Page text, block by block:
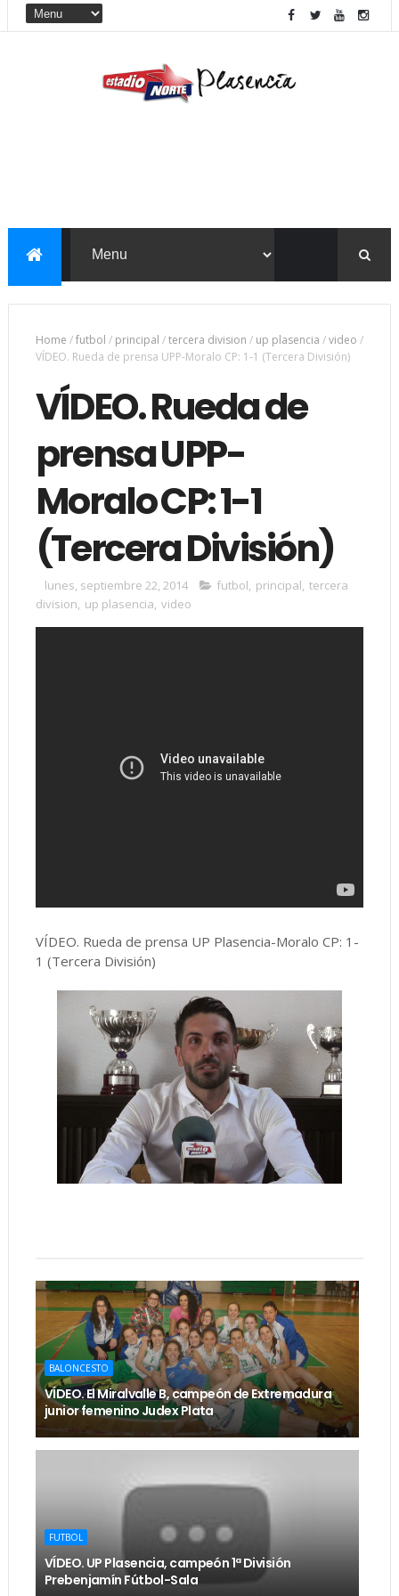
Home /futbol / principal /tercera division / up plasencia /video /
VÍDEO. Rueda de prensa UPP-Moralo CP: 1-1 (Tercera División)
VÍDEO. Rueda de
prensa UPP-
Moralo CP: 1-1
(Tercera División)
lunes, septiembre 22, 2014 futbol, principal, tercera
division, up plasencia, video
VÍDEO. Rueda de prensa UP Plasencia-Moralo CP: 1-
1 (Tercera División)
BALONCESTO
VÍDEO. El Miralvalle B, campeón de Extremadura
junior femenino Judex Plata
FUTBOL
VÍDEO. UP Plasencia, campeón 1ª División
Prebenjamín Fútbol-Sala